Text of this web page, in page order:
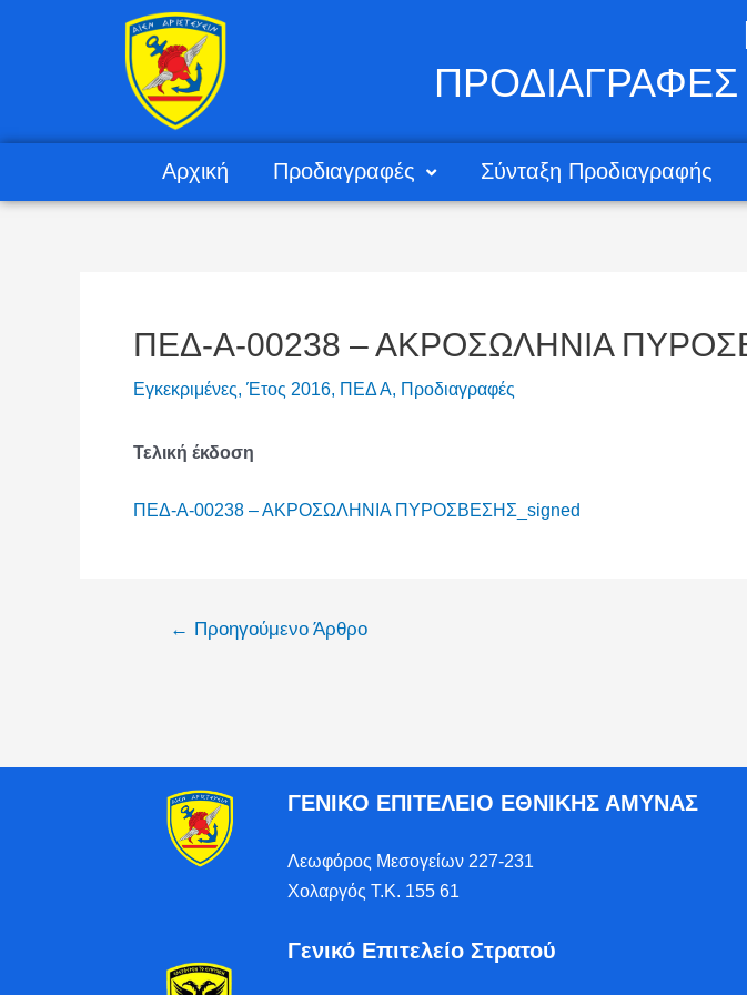
Αρχική Προδιαγραφές Σύνταξη Προδιαγραφής
ΠΕΔ-Α-00238 – ΑΚΡΟΣΩΛΗΝΙΑ
Εγκεκριμένες, Έτος 2016, ΠΕΔ Α, Προδιαγραφές
Τελική έκδοση
ΠΕΔ-Α-00238 – ΑΚΡΟΣΩΛΗΝΙΑ ΠΥΡΟΣΒΕΣΗΣ_signed
← Προηγούμενο Άρθρο
ΓΕΝΙΚΟ ΕΠΙΤΕΛΕΙΟ ΕΘΝΙΚΗΣ ΑΜΥΝΑΣ
Λεωφόρος Μεσογείων 227-231
Χολαργός Τ.Κ. 155 61
Γενικό Επιτελείο Στρατού